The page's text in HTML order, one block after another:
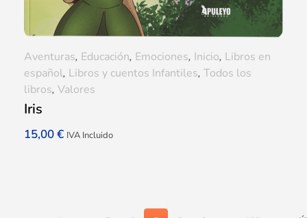
Iris
15,00€ IVA Incluido
Aventuras, Educación, Emociones, Inicio, Libros en
español, Libros y cuentos Infantiles, Todos los
libros, Valores